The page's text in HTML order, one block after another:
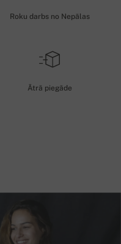
Roku darbs no Nepālas
Ātrā piegāde